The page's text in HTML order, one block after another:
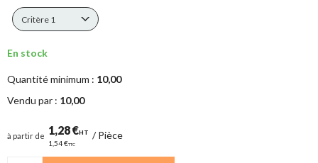
Critère 1
En stock
Quantité minimum : 10,00
Vendu par : 10,00
à partir de 1,28 €HT
1,54 €TTC
/Pièce